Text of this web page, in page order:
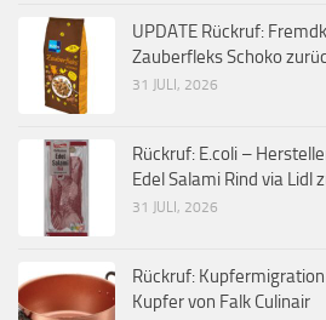
UPDATE Rückruf:
Zauberfleks Schoko
31 JULI, 2026
Rückruf: E.coli –
Edel Salami Rind via Lidl
31 JULI, 2026
Rückruf:
Kupfer von Falk Culinair